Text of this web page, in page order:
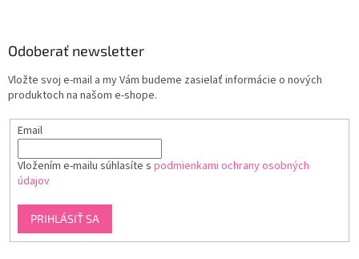
Odoberať newsletter
Vložte svoj e-mail a my Vám budeme zasielať informácie o nových
produktoch na našom e-shope.
Email
Vložením e-mailu súhlasíte s podmienkami ochrany osobných
údajov
PRIHLÁSIŤ SA